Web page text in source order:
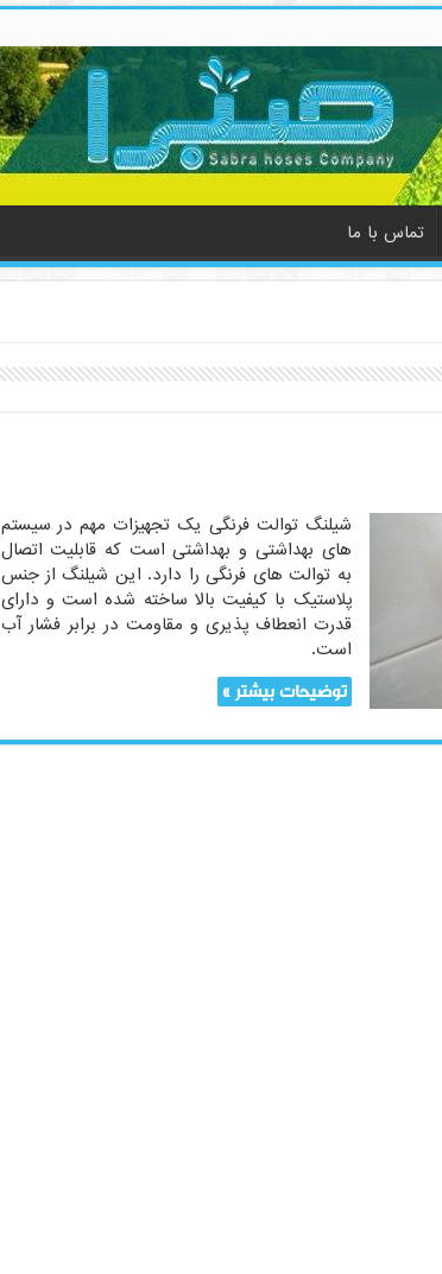
تماس با ما
شیلنگ توالت فرنگی یک تجهیزات مهم در سیستم
های بهداشتی و بهداشتی است که قابلیت اتصال
به توالت های فرنگی را دارد. این شیلنگ از جنس
پلاستیک با کیفیت بالا ساخته شده است و دارای
قدرت انعطاف پذیری و مقاومت در برابر فشار آب
است.
توضیحات بیشتر »